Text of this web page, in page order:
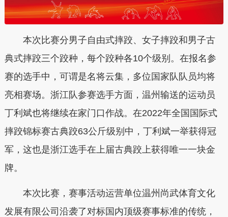
本次比赛分男子自由式摔跤、女子摔跤和男子古
典式摔跤三个跤种，每个跤种各10个级别。在报名参
赛的选手中，可谓是名将云集，多位国家队队员均将
亮相赛场。浙江队参赛选手方面，温州输送的运动员
丁利斌也将继续在家门口作战。在2022年全国国际式
摔跤锦标赛古典跤63公斤级别中，丁利斌一举获得冠
军，这也是浙江选手在上届古典跤上获得唯一一块金
牌。
本次比赛，赛事活动运营单位温州尚武体育文化
发展有限公司沿袭了对标国内顶级赛事标准的传统，